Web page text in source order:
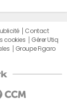
Contact
cookies
Gérer Utiq
Groupe Figaro